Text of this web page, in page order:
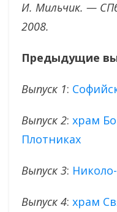
И. Мильчик. —
2008.
Предыдущие
Выпуск 1:
Выпуск 2: храм
Плотниках
Выпуск 3:
Выпуск 4: храм